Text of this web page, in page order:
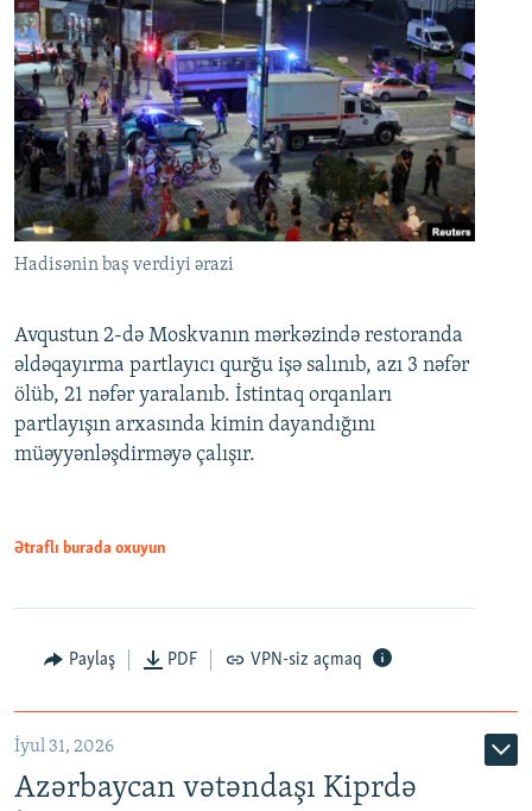
Hadisənin baş verdiyi ərazi
Avqustun 2-də Moskvanın mərkəzində restoranda
əldəqayırma partlayıcı qurğu işə salınıb, azı 3 nəfər
ölüb, 21 nəfər yaralanıb. İstintaq orqanları
partlayışın arxasında kimin dayandığını
müəyyənləşdirməyə çalışır.
Ətraflı burada oxuyun
Paylaş PDF VPN-siz açmaq
İyul 31, 2026
Azərbaycan vətəndaşı Kiprdə